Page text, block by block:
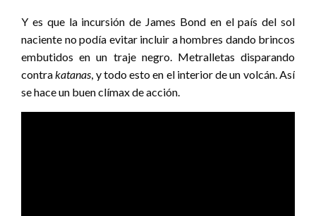
Y es que la incursión de James Bond en el país del sol
naciente no podía evitar incluir a hombres dando brincos
embutidos en un traje negro. Metralletas disparando
contra katanas , y todo esto en el interior de un volcán. Así
se hace un buen clímax de acción.